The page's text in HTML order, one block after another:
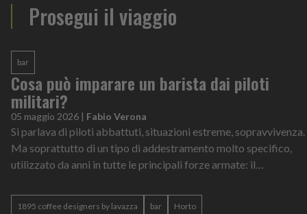
Prosegui il viaggio
bar
Cosa può imparare un barista dai piloti
militari?
05 maggio 2026 | Fabio Verona
Si parlava di piloti abbattuti, situazioni estreme, sopravvivenza.
Ma soprattutto di un tipo di addestramento molto specifico,
utilizzato da anni in tutte le principali forze armate: il
1895 coffee designers by lavazza bar Horto